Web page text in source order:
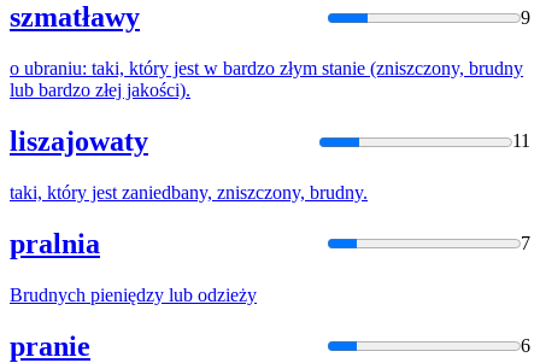
szmatławy 9
o ubraniu: taki, który jest w bardzo złym stanie (zniszczony, brudny
lub bardzo złej jakości).
liszajowaty 11
taki, który jest zaniedbany, zniszczony, brudny.
pralnia 7
Brudnych pieniędzy lub odzieży
pranie 6